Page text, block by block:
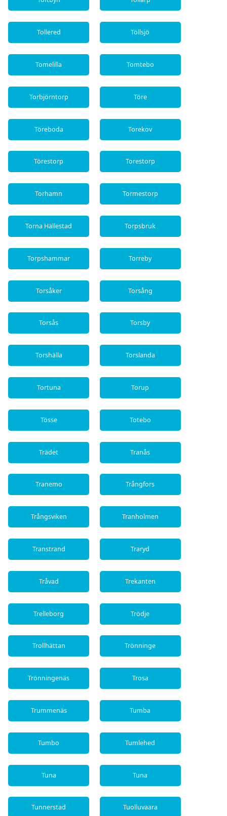
Tollered Töllsjö
Tomelilla Tomtebo
Torbjörntorp Töre
Töreboda Torekov
Törestorp Torestorp
Torhamn Tormestorp
Torna Hällestad Torpsbruk
Torpshammar Torreby
Torsåker Torsång
Torsås Torsby
Torshälla Torslanda
Tortuna Torup
Tösse Totebo
Trädet Tranås
Tranemo Trångfors
Trångsviken Tranholmen
Transtrand Traryd
Tråvad Trekanten
Trelleborg Trödje
Trollhättan Trönninge
Trönningenäs Trosa
Trummenäs Tumba
Tumbo Tumlehed
Tuna Tuna
Tunnerstad Tuolluvaara